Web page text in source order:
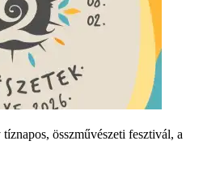
összművészeti fesztivál, a